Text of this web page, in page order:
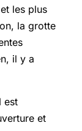
les plus
la grotte
il y a
est
et